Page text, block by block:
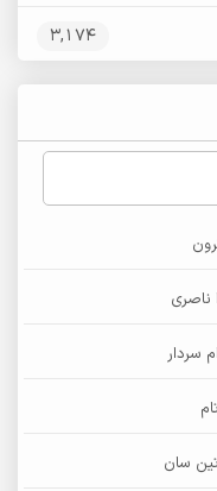
3,174
ناصری
سردار
سان